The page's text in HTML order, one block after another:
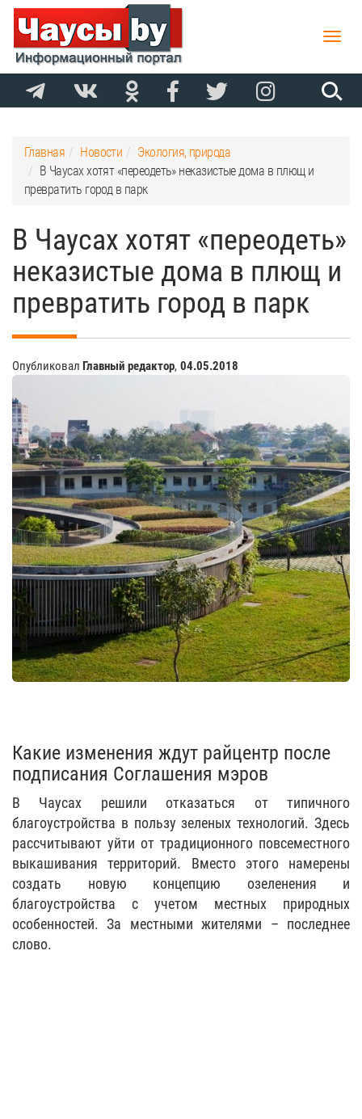
Toggle
Главная Новости
Экология, природа
В Чаусах хотят «переодеть» неказистые дома в плющ и
превратить город в парк
В Чаусах хотят «переодеть»
неказистые дома в плющ и
превратить город в парк
Опубликовал Главный редактор, 04.05.2018
Какие изменения ждут райцентр после
подписания Соглашения мэров
В Чаусах решили отказаться от типичного
благоустройства в пользу зеленых технологий. Здесь
рассчитывают уйти от традиционного повсеместного
выкашивания территорий. Вместо этого намерены
создать новую концепцию озеленения и
благоустройства с учетом местных природных
особенностей. За местными жителями – последнее
слово.